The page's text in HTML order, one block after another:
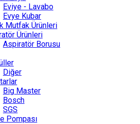
Eviye - Lavabo
Evye Kubar
Mutfak Ürünleri
Ürünleri
Aspiratör Borusu
Diğer
Big Master
Bosch
SGS
Pompası